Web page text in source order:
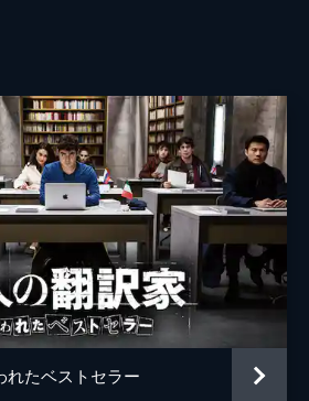
リア エリザベス・デネヒー
デヴィッド・フィンチャー
マイケル・フェリス
ハワード・ショア
スティーヴ・ゴリン
セアン・チャフィン
たベストセラー